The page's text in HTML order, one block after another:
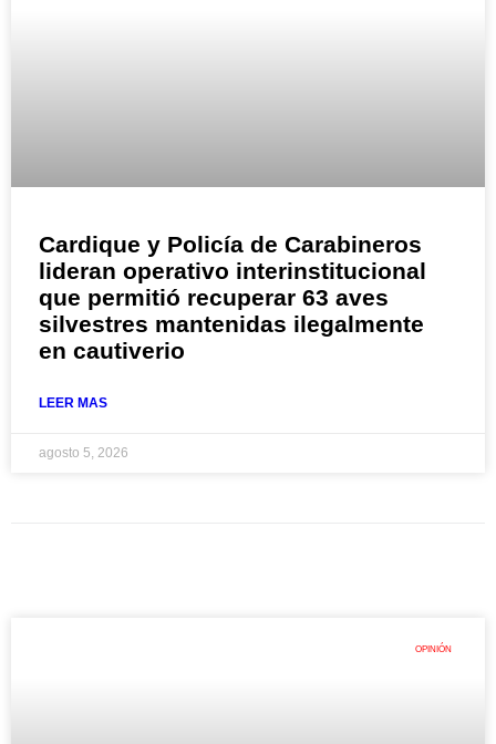
Cardique y Policía de Carabineros
lideran operativo interinstitucional
que permitió recuperar 63 aves
silvestres mantenidas ilegalmente
en cautiverio
LEER MAS
agosto 5, 2026
OPINIÓN